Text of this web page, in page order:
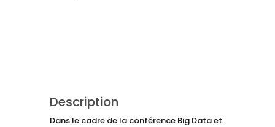
Description
Dans le cadre de la conférence Big Data et